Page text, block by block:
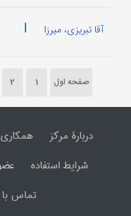
آقا تبریزی، میرزا |
صفحه اول 1
2
دربارۀ مرکز
شرایط استفاده
تماس